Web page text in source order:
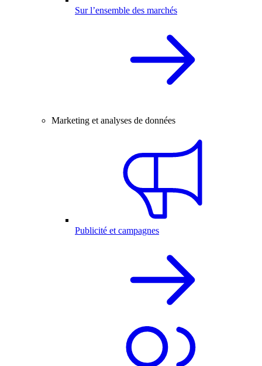
Sur l’ensemble des marchés
Marketing et analyses de données
Publicité et campagnes